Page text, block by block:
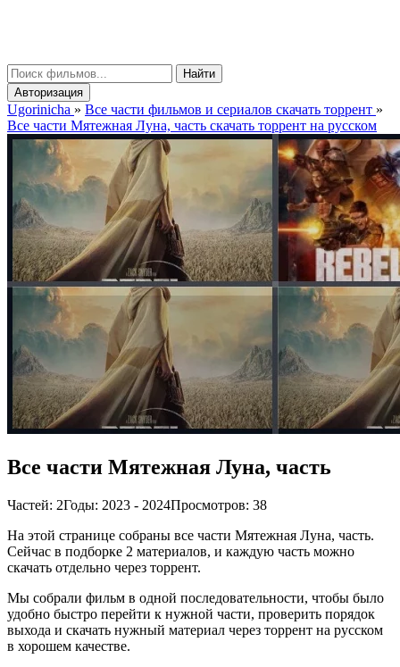
Найти
Авторизация
Ugorinicha » Все части фильмов и сериалов скачать торрент »
Все части Мятежная Луна, часть скачать торрент на русском
Все части Мятежная Луна, часть
Частей: 2Годы: 2023 - 2024Просмотров: 38
На этой странице собраны все части Мятежная Луна, часть.
Сейчас в подборке 2 материалов, и каждую часть можно
скачать отдельно через торрент.
Мы собрали фильм в одной последовательности, чтобы было
удобно быстро перейти к нужной части, проверить порядок
выхода и скачать нужный материал через торрент на русском
в хорошем качестве.